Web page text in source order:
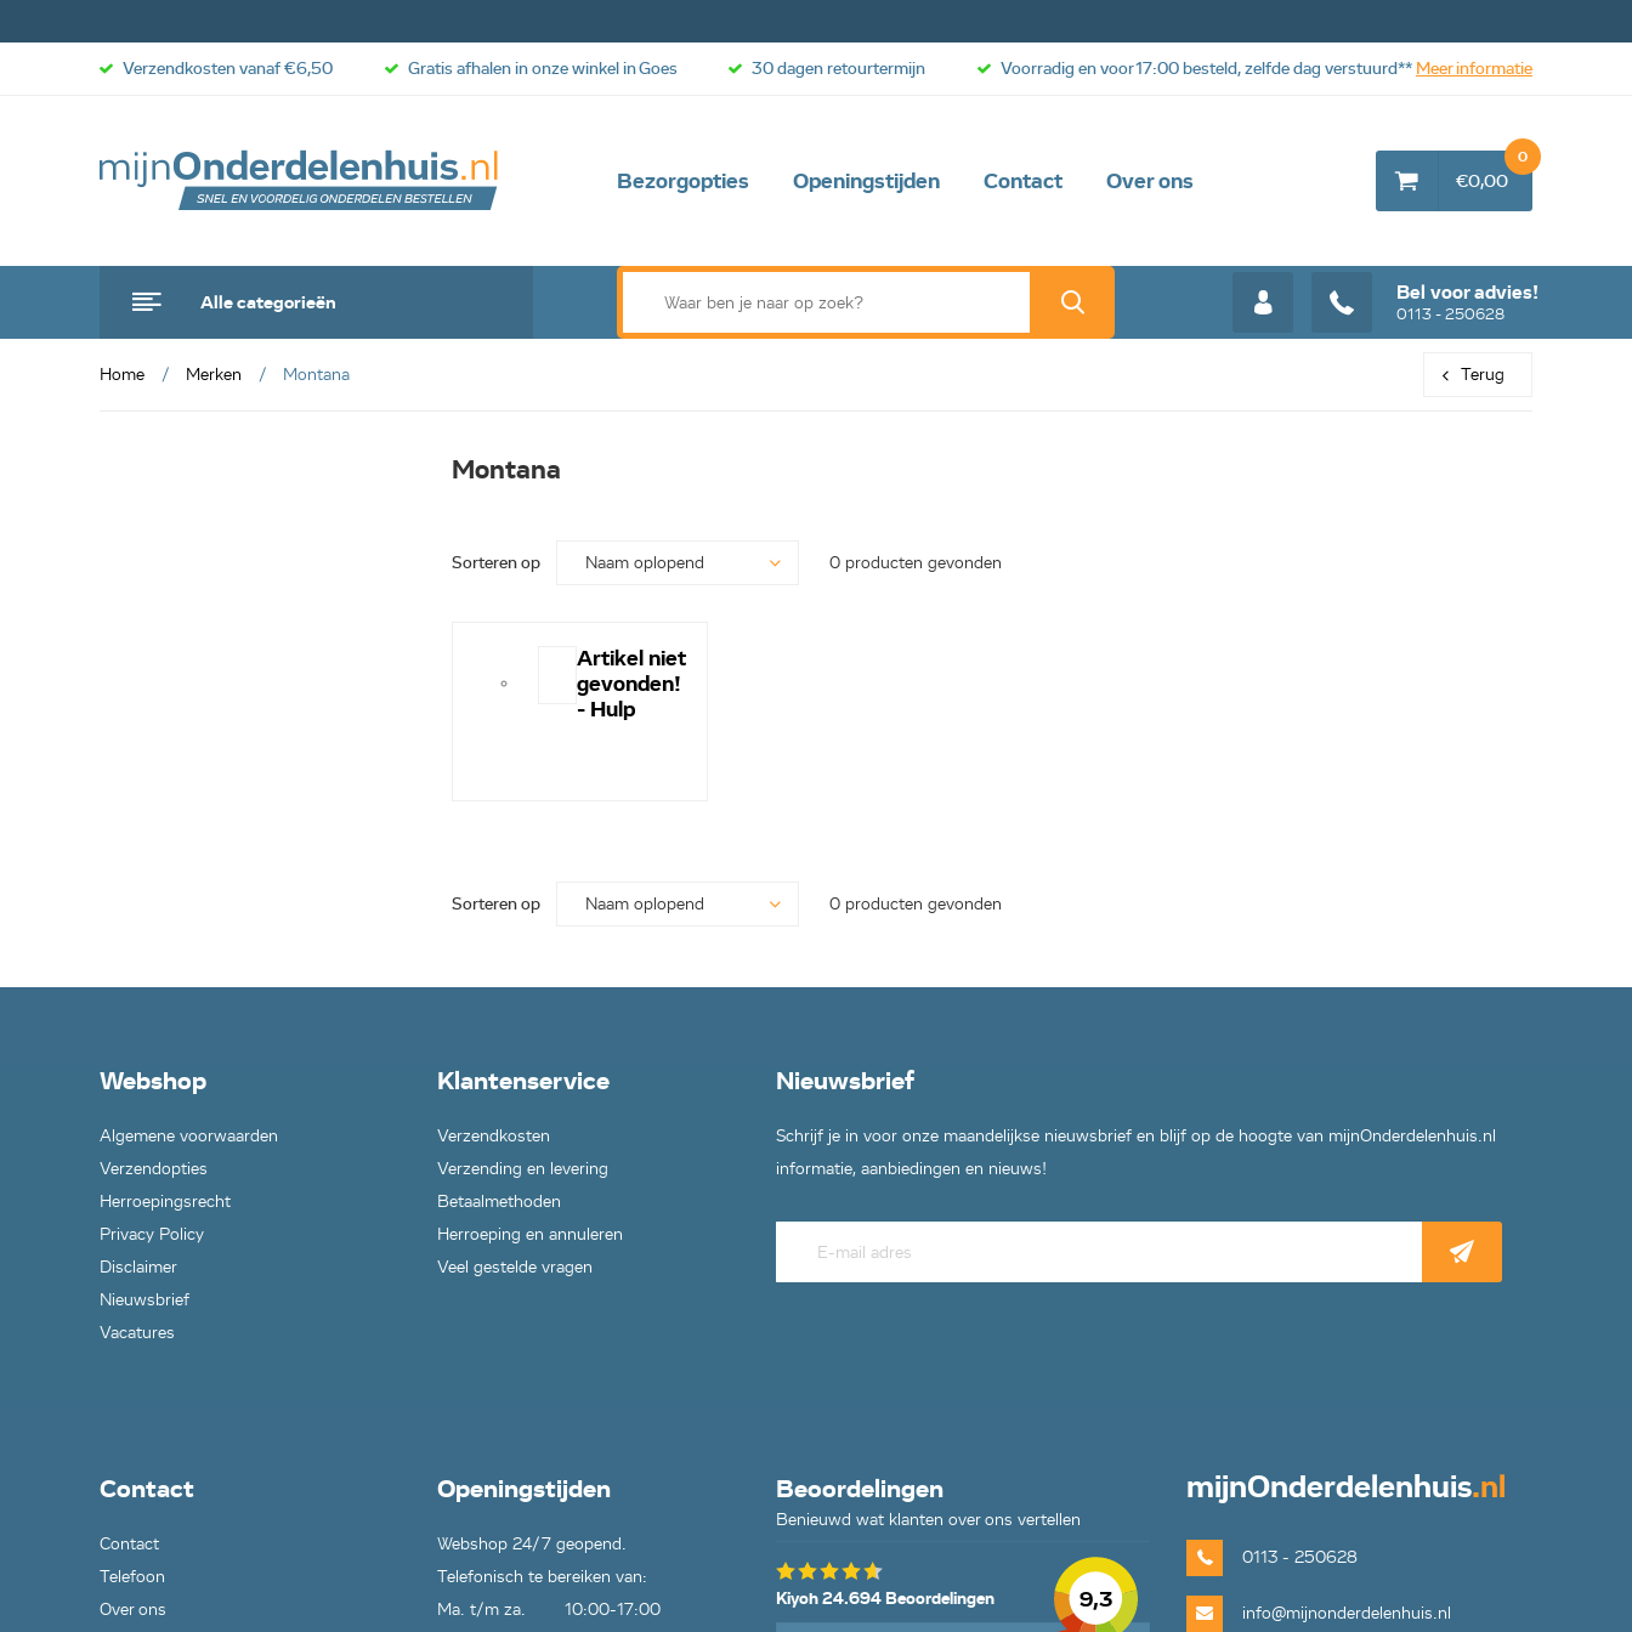
Bezorgopties Openingstijden Contact Over ons
Alle categorieën Bel voor advies!
0113 - 250628
€0,00
0
Verzendkosten vanaf €6,50 Gratis afhalen in onze winkel in Goes 30 dagen retourtermijn Voorradig en voor 17:00 besteld, zelfde dag verstuurd** Meer informatie
Home Merken Montana Terug
Montana
Sorteren op 0 producten gevonden
Artikel niet
gevonden!
- Hulp
Sorteren op 0 producten gevonden
Webshop
Algemene voorwaarden
Verzendopties
Herroepingsrecht
Privacy Policy
Disclaimer
Nieuwsbrief
Vacatures
Klantenservice
Verzendkosten
Verzending en levering
Betaalmethoden
Herroeping en annuleren
Veel gestelde vragen
Nieuwsbrief
Schrijf je in voor onze maandelijkse nieuwsbrief en blijf op de hoogte van mijnOnderdelenhuis.nl
informatie, aanbiedingen en nieuws!
Contact
Contact
Telefoon
Over ons
Openingstijden
Webshop 24/7 geopend.
Telefonisch te bereiken van:
Ma. t/m za.
10:00-17:00
Beoordelingen
Benieuwd wat klanten over ons vertellen
9,3
Kiyoh 24.694 Beoordelingen
mijnOnderdelenhuis.nl
0113 - 250628
info@mijnonderdelenhuis.nl